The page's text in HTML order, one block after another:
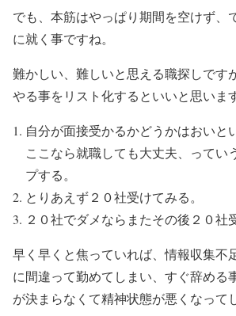
でも、本筋はやっぱり期間を空けず、
に就く事ですね。
難かしい、難しいと思える職探しです
やる事をリスト化するといいと思います
自分が面接受かるかどうかはおいと
ここなら就職しても大丈夫、ってい
プする。
とりあえず２０社受けてみる。
２０社でダメならまたその後２０社
早く早くと焦っていれば、情報収集不
に間違って勤めてしまい、すぐ辞める
が決まらなくて精神状態が悪くなって